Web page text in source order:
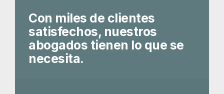
Con miles de clientes
satisfechos, nuestros
abogados tienen lo que se
necesita.